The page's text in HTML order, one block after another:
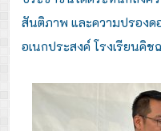
สันติภาพ และความปรอง
อเนกประสงค์ โรงเรียนคิ